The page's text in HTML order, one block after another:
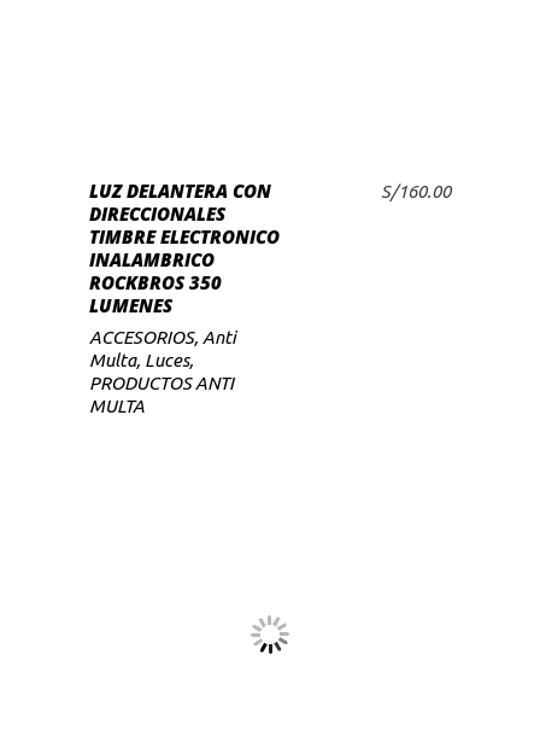
LUZ DELANTERA CON
DIRECCIONALES
TIMBRE ELECTRONICO
INALAMBRICO
ROCKBROS 350
LUMENES
S/160.00
ACCESORIOS, Anti
Multa, Luces,
PRODUCTOS ANTI
MULTA